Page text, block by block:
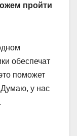
пройти
обеспечат
поможет
Думаю, у нас